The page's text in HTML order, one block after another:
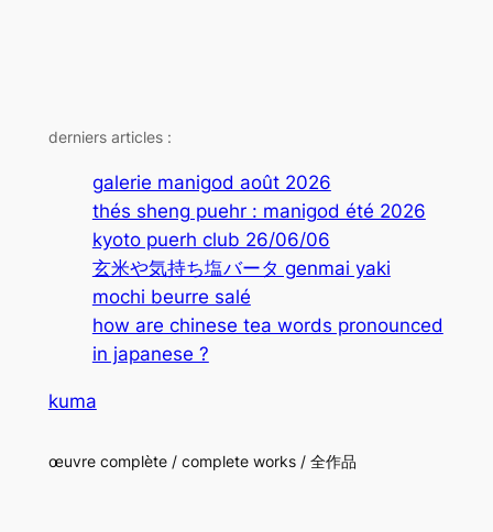
derniers articles :
galerie manigod août 2026
thés sheng puehr : manigod été 2026
kyoto puerh club 26/06/06
玄米や気持ち塩バータ genmai yaki
mochi beurre salé
how are chinese tea words pronounced
in japanese ?
kuma
œuvre complète / complete works / 全作品